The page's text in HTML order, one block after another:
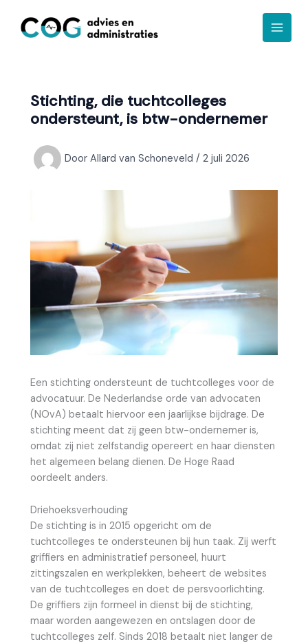
Stichting, die tuchtcolleges
ondersteunt, is btw-ondernemer
Door Allard van Schoneveld / 2 juli 2026
Een stichting ondersteunt de tuchtcolleges voor de
advocatuur. De Nederlandse orde van advocaten
(NOvA) betaalt hiervoor een jaarlijkse bijdrage. De
stichting meent dat zij geen btw-ondernemer is,
omdat zij niet zelfstandig opereert en haar diensten
het algemeen belang dienen. De Hoge Raad
oordeelt anders.
Driehoeksverhouding
De stichting is in 2015 opgericht om de
tuchtcolleges te ondersteunen bij hun taak. Zij werft
griffiers en administratief personeel, huurt
zittingszalen en werkplekken, beheert de websites
van de tuchtcolleges en doet de persvoorlichting.
De griffiers zijn formeel in dienst bij de stichting,
maar worden aangewezen en ontslagen door de
tuchtcolleges zelf. Sinds 2018 betaalt niet langer de